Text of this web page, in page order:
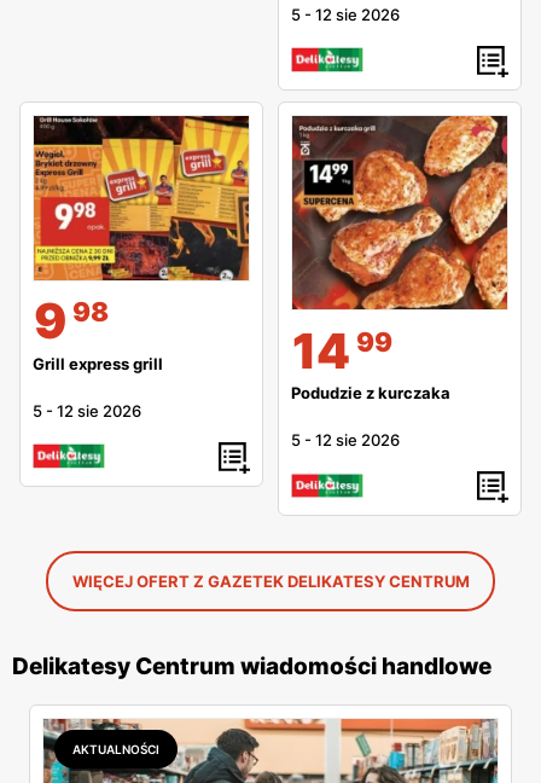
5 -12 sie 2026
9 98
Grill express grill
5 -12 sie 2026
14 99
Podudzie z kurczaka
5 -12 sie 2026
WIĘCEJ OFERT Z GAZETEK DELIKATESY CENTRUM
Delikatesy Centrum wiadomości handlowe
AKTUALNOŚCI